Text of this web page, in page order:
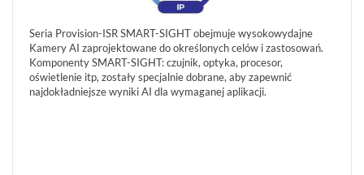
NOWOŚCI
(102)
PROMOCJE
(74)
Seria Provision-ISR SMART-SIGHT obejmuje wysokowydajne
Kamery AI zaprojektowane do określonych celów i zastosowań.
Komponenty SMART-SIGHT: czujnik, optyka, procesor,
oświetlenie itp, zostały specjalnie dobrane, aby zapewnić
najdokładniejsze wyniki AI dla wymaganej aplikacji.